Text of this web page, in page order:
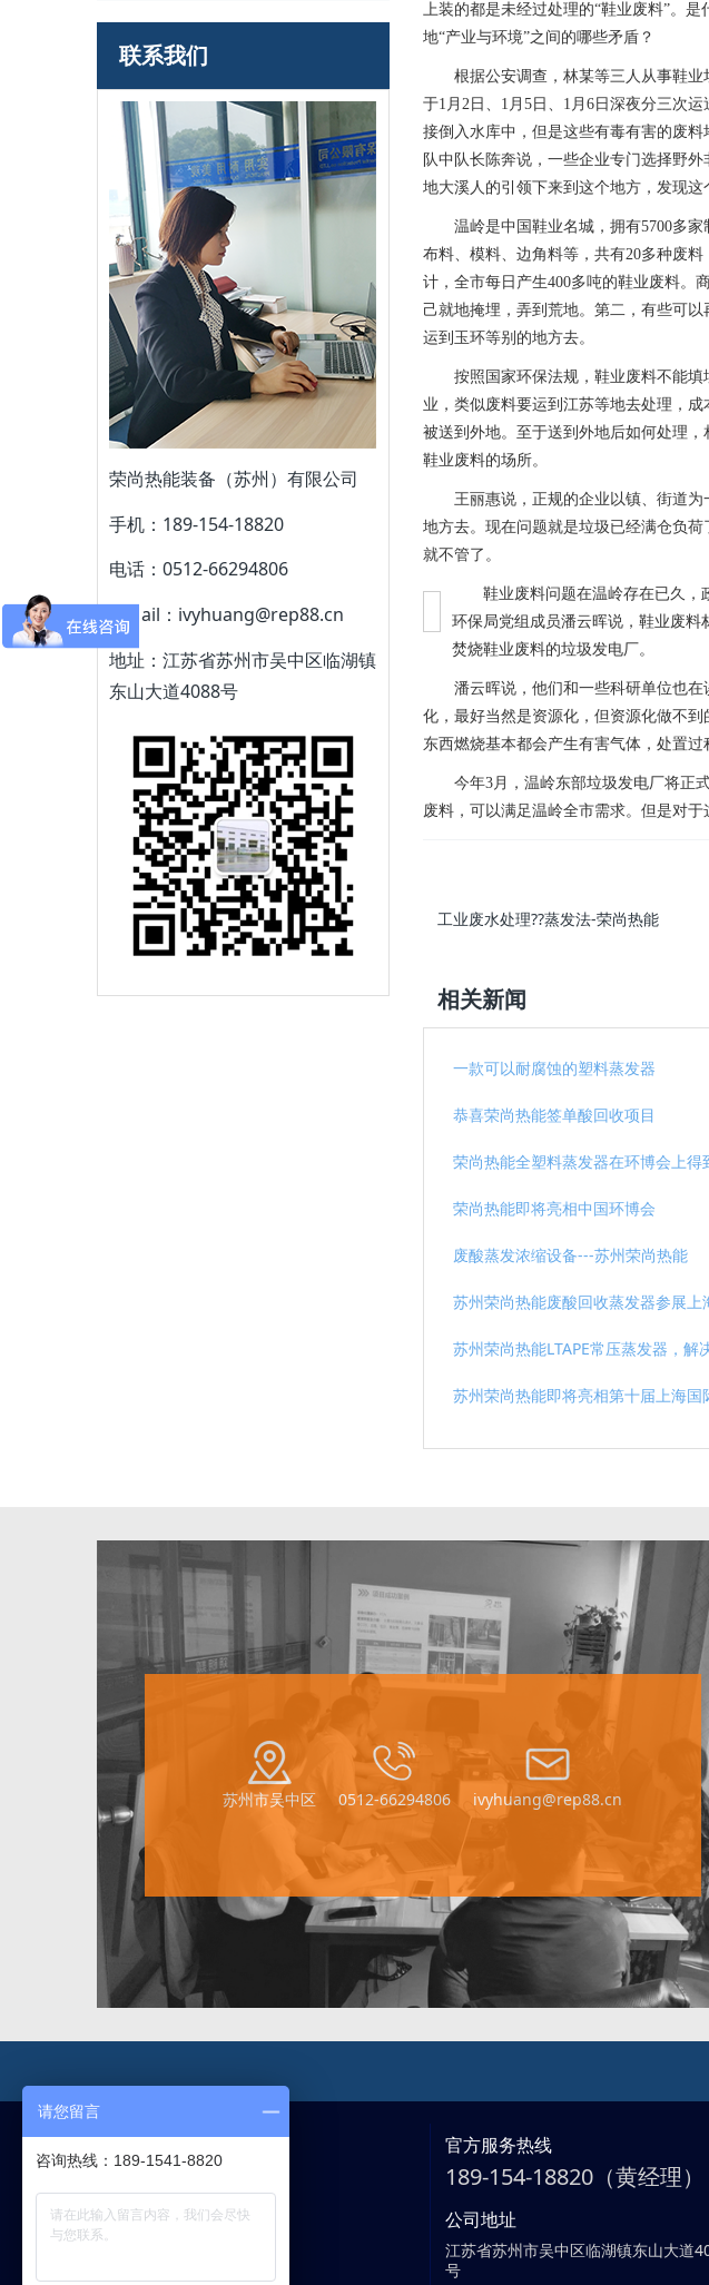
上装的都是未经过处理的“鞋业废料”。
地“产业与环境”之间的哪些矛盾？
根据公安调查，林某等三人从事鞋业
于1月2日、1月5日、1月6日深夜分三次
接倒入水库中，但是这些有毒有害的废
队中队长陈奔说，一些企业专门选择野
地大溪人的引领下来到这个地方，发现
温岭是中国鞋业名城，拥有5700多家
布料、模料、边角料等，共有20多种废
计，全市每日产生400多吨的鞋业废料。
己就地掩埋，弄到荒地。第二，有些可
运到玉环等别的地方去。
按照国家环保法规，鞋业废料不能填
业，类似废料要运到江苏等地去处理，
被送到外地。至于送到外地后如何处理
鞋业废料的场所。
王丽惠说，正规的企业以镇、街道为
地方去。现在问题就是垃圾已经满仓负
就不管了。
鞋业废料问题在温岭存在已久，政
环保局党组成员潘云晖说，鞋业废
焚烧鞋业废料的垃圾发电厂。
潘云晖说，他们和一些科研单位也在
化，最好当然是资源化，但资源化做不
东西燃烧基本都会产生有害气体，处置
今年3月，温岭东部垃圾发电厂将正式
废料，可以满足温岭全市需求。但是对
工业废水处理??蒸发法-荣尚热能
相关新闻
一款可以耐腐蚀的塑料蒸发器
恭喜荣尚热能签单酸回收项目
荣尚热能全塑料蒸发器在环博会上得
荣尚热能即将亮相中国环博会
废酸蒸发浓缩设备---苏州荣尚热能
苏州荣尚热能废酸回收蒸发器参展上
苏州荣尚热能LTAPE常压蒸发器，解
苏州荣尚热能即将亮相第十届上海
联系我们
荣尚热能装备（苏州）有限公司
手机：189-154-18820
电话：0512-66294806
E-Mail：ivyhuang@rep88.cn
地址：江苏省苏州市吴中区临湖镇
东山大道4088号
苏州市吴中区 0512-66294806 ivyhuang@rep88.cn
官方服务热线
189-154-18820（黄经理）
公司地址
江苏省苏州市吴中区临湖镇东山大道
号
请您留言
咨询热线：189-1541-8820